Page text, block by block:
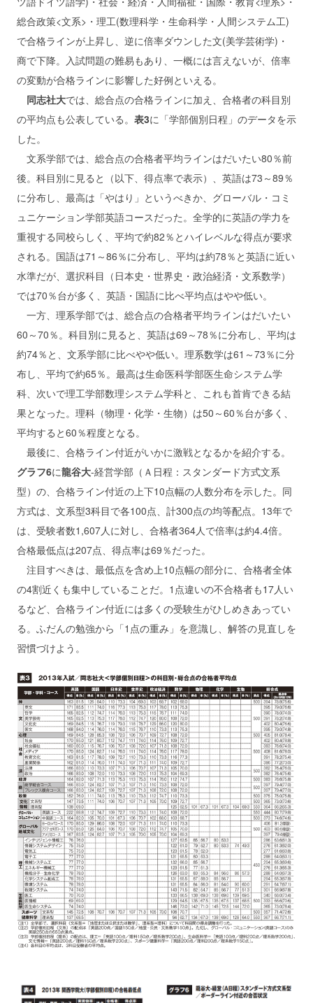
総合政策<文系>・理工(数理科学・生命科学・人間システム工)
で合格ラインが上昇し、逆に倍率ダウンした文(美学芸術学)・
商で下降。入試問題の難易もあり、一概には言えないが、倍率
の変動が合格ラインに影響した好例といえる。
同志社大では、総合点の合格ラインに加え、合格者の科目別
の平均点も公表している。 表3に「学部個別日程」のデータを示
した。
文系学部では、総合点の合格者平均ラインはだいたい80％前
後。科目別に見ると（以下、得点率で表示）、英語は73～89％
に分布し、最高は「やはり」というべきか、グローバル・コミ
ュニケーション学部英語コースだった。全学的に英語の学力を
重視する同校らしく、平均で約82％とハイレベルな得点が要求
される。国語は71～86％に分布し、平均は約78％と英語に近い
水準だが、選択科目（日本史・世界史・政治経済・文系数学）
では70％台が多く、英語・国語に比べ平均点はやや低い。
一方、理系学部では、総合点の合格者平均ラインはだいたい
60～70％。科目別に見ると、英語は69～78％に分布し、平均は
約74％と、文系学部に比べやや低い。理系数学は61～73％に分
布し、平均で約65％。最高は生命医科学部医生命システム学
科、次いで理工学部数理システム学科と、これも首肯できる結
果となった。理科（物理・化学・生物）は50～60％台が多く、
平均すると60％程度となる。
最後に、合格ライン付近がいかに激戦となるかを紹介する。
グラフ6に龍谷大‐経営学部（Ａ日程：スタンダード方式文系
型）の、合格ライン付近の上下10点幅の人数分布を示した。同
方式は、文系型3科目で各100点、計300点の均等配点。13年で
は、受験者数1,607人に対し、合格者364人で倍率は約4.4倍。
合格最低点は207点、得点率は69％だった。
注目すべきは、最低点を含め上10点幅の部分に、合格者全体
の4割近くも集中していることだ。1点違いの不合格者も17人い
るなど、合格ライン付近には多くの受験生がひしめきあってい
る。ふだんの勉強から「1点の重み」を意識し、解答の見直しを
習慣づけよう。